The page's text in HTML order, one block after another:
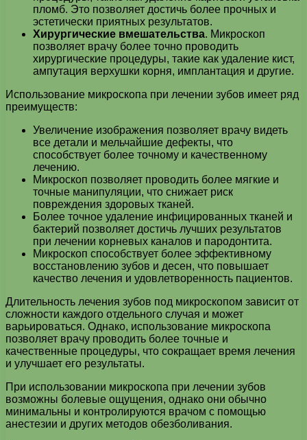
пломб. Это позволяет достичь более прочных и
эстетически приятных результатов.
Хирургические вмешательства. Микроскоп
позволяет врачу более точно проводить
хирургические процедуры, такие как удаление кист,
ампутация верхушки корня, имплантация и другие.
Использование микроскопа при лечении зубов имеет ряд
преимуществ:
Увеличение изображения позволяет врачу видеть
все детали и мельчайшие дефекты, что
способствует более точному и качественному
лечению.
Микроскоп позволяет проводить более мягкие и
точные манипуляции, что снижает риск
повреждения здоровых тканей.
Более точное удаление инфицированных тканей и
бактерий позволяет достичь лучших результатов
при лечении корневых каналов и пародонтита.
Микроскоп способствует более эффективному
восстановлению зубов и десен, что повышает
качество лечения и удовлетворенность пациентов.
Длительность лечения зубов под микроскопом зависит от
сложности каждого отдельного случая и может
варьироваться. Однако, использование микроскопа
позволяет врачу проводить более точные и
качественные процедуры, что сокращает время лечения
и улучшает его результаты.
При использовании микроскопа при лечении зубов
возможны болевые ощущения, однако они обычно
минимальны и контролируются врачом с помощью
анестезии и других методов обезболивания.